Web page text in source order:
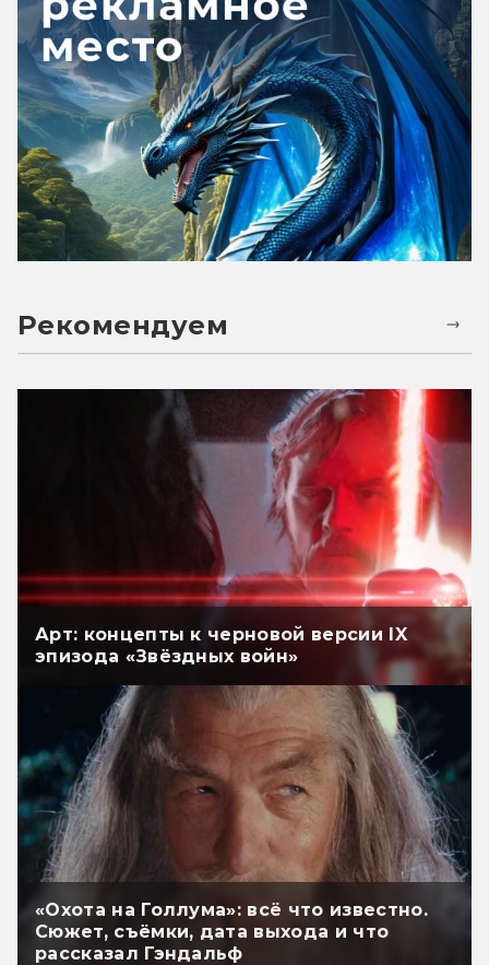
Рекомендуем
Арт: концепты к черновой версии IX
эпизода «Звёздных войн»
«Охота на Голлума»: всё что известно.
Сюжет, съёмки, дата выхода и что
рассказал Гэндальф